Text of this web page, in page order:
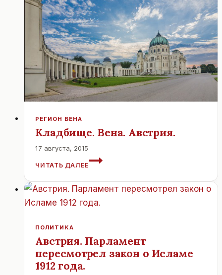
СВОЁ
ИМЯ
ПО
НАЗВАНИЮ
ГОРОДА,
А
НЕ
СТРАНЫ,
ЭТО
ВЕНСКАЯ.
РЕГИОН ВЕНА
Кладбище. Вена. Австрия.
17 августа, 2015
ЧИТАТЬ ДАЛЕЕ
КЛАДБИЩЕ.
АВСТРИЯ.
ПОЛИТИКА
Австрия. Парламент
пересмотрел закон о Исламе
1912 года.